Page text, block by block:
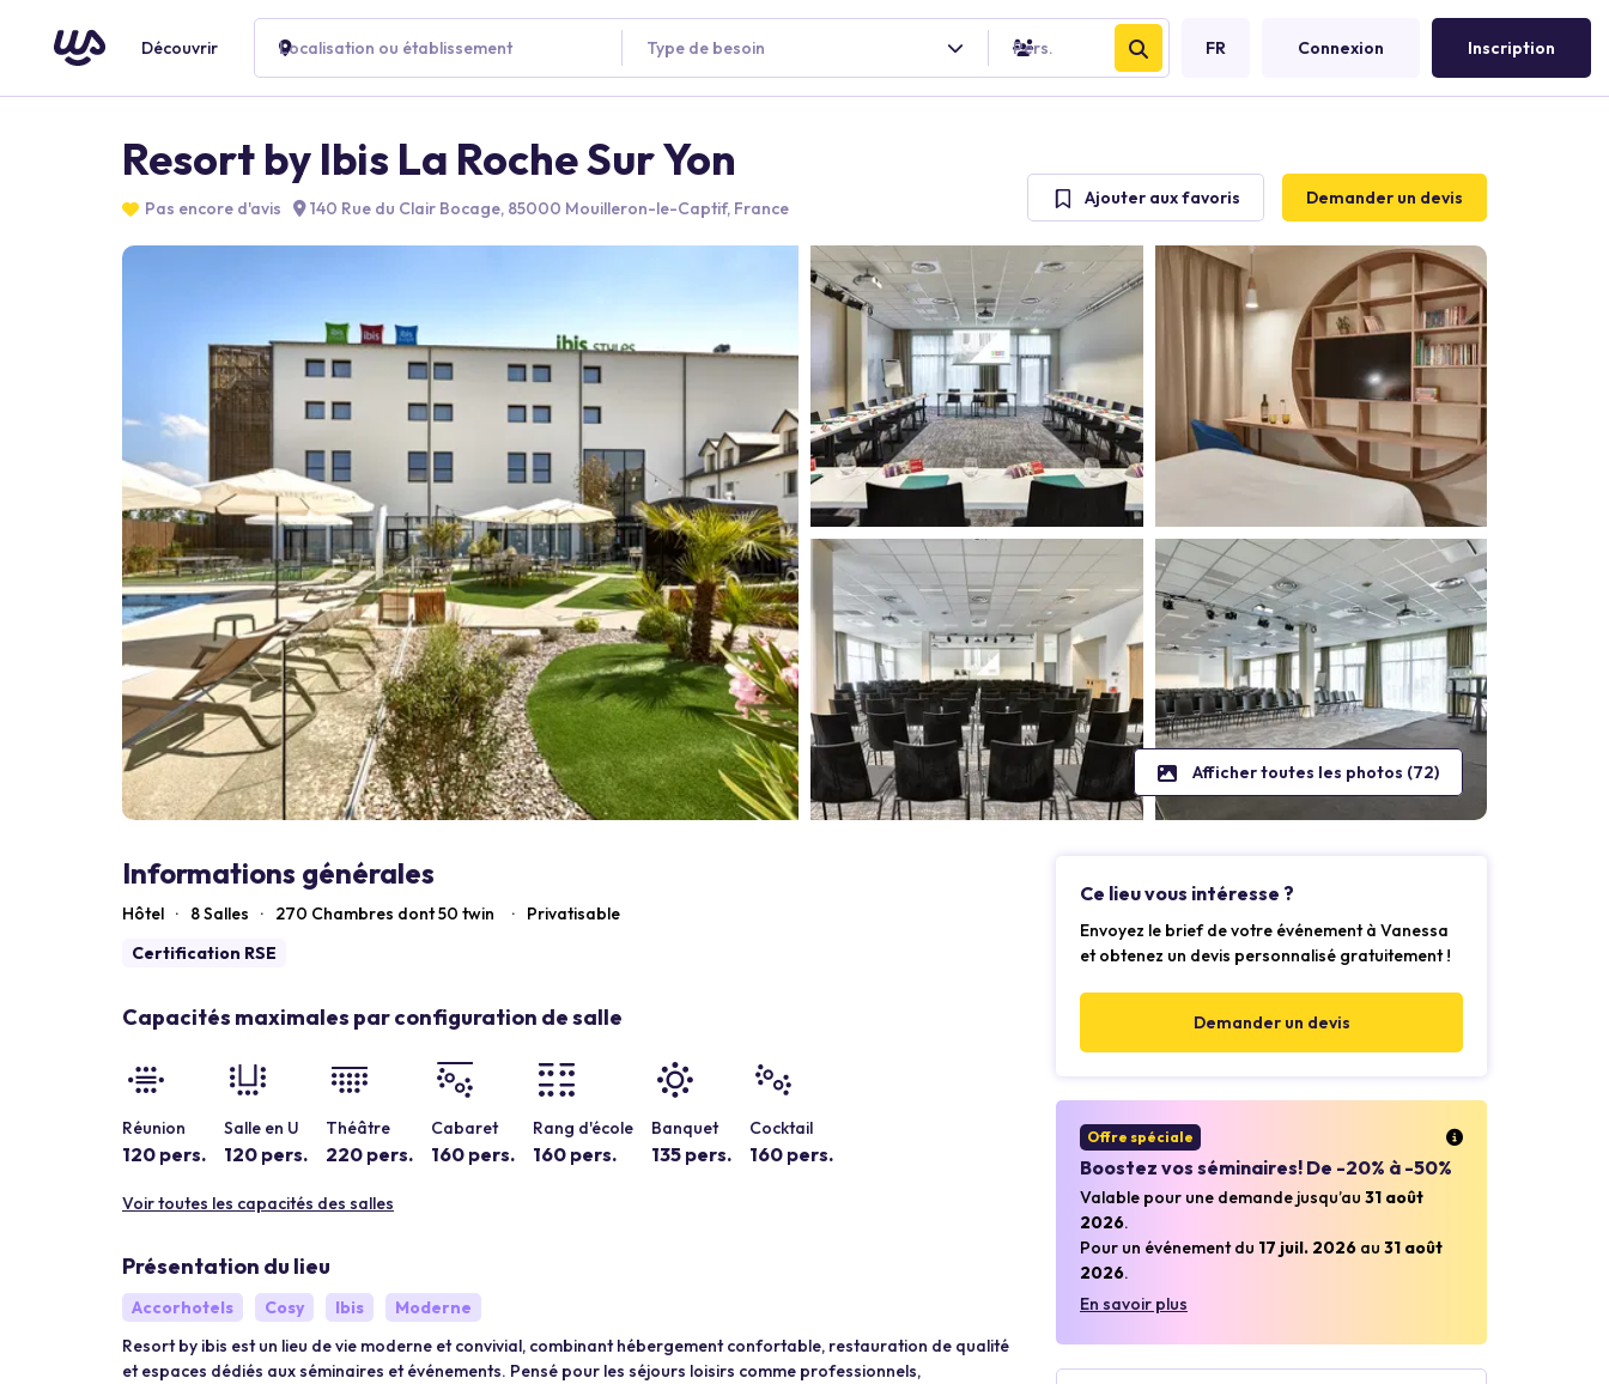
Découvrir Localisation ou établissement Type de besoin Pers. FR Connexion Inscription
Resort by Ibis La Roche Sur Yon
Pas encore d'avis 140 Rue du Clair Bocage, 85000 Mouilleron-le-Captif, France Ajouter aux favoris Demander un devis
Afficher toutes les photos (72)
Informations générales
Hôtel · 8 Salles · 270 Chambres dont 50 twin ·
Privatisable
Certification RSE
Capacités maximales par configuration de salle
Réunion
120 pers.
Salle en U
120 pers.
Théâtre
220 pers.
Cabaret
160 pers.
Rang d'école
160 pers.
Banquet
135 pers.
Cocktail
160 pers.
Voir toutes les capacités des salles
Présentation du lieu
Accorhotels Cosy Ibis
Moderne
Resort by ibis est un lieu de vie moderne et convivial, combinant hébergement confortable, restauration de qualité
et espaces dédiés aux séminaires et événements. Pensé pour les séjours loisirs comme professionnels,
Ce lieu vous intéresse ?
Envoyez le brief de votre événement à Vanessa
et obtenez un devis personnalisé gratuitement !
Demander un devis
Offre spéciale
Boostez vos séminaires! De -20% à -50%
Valable pour une demande jusqu’au 31 août
2026.
Pour un événement du 17 juil. 2026 au 31 août
2026.
En savoir plus